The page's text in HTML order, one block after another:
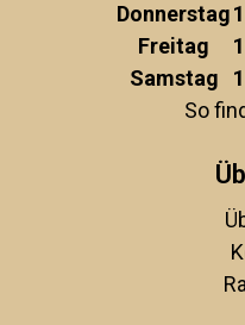
Donnerstag
Freitag
Samstag
So